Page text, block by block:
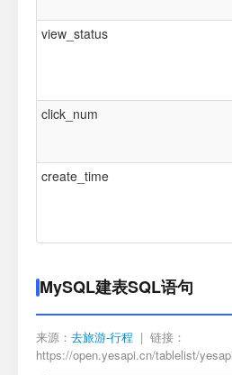
view_status
click_num
create_time
MySQL建表SQL语句
来源： 去旅游-行程 | 链接：
https://open.yesapi.cn/tablelist/